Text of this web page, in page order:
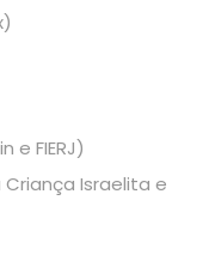
e FIERJ)
Criança Israelita e